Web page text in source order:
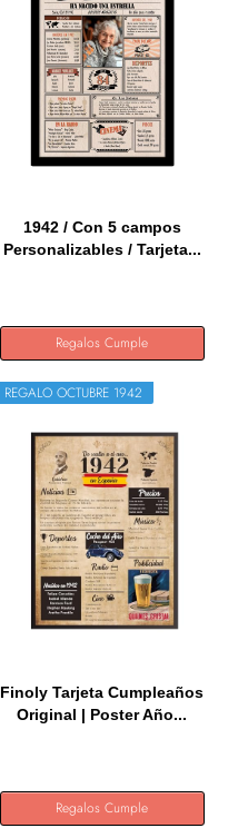
1942 / Con 5 campos
Personalizables / Tarjeta...
Regalos Cumple
REGALO OCTUBRE 1942
Finoly Tarjeta Cumpleaños
Original | Poster Año...
Regalos Cumple